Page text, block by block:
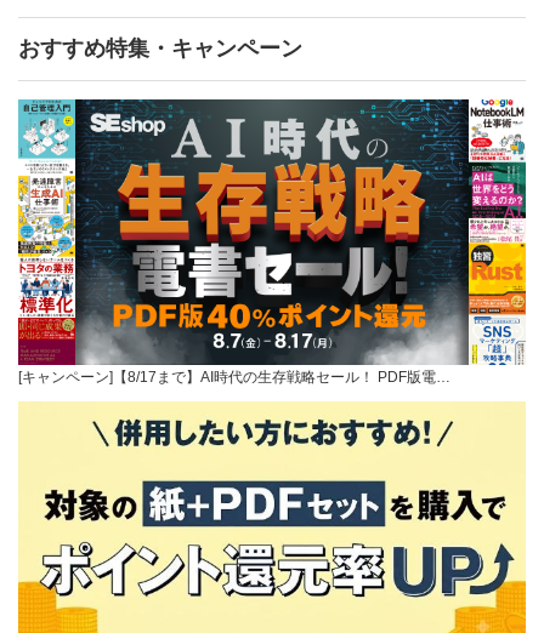
おすすめ特集・キャンペーン
[キャンペーン]【8/17まで】AI時代の生存戦略セール！ PDF版電…